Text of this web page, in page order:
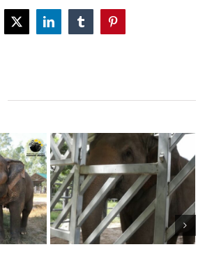
X LinkedInTumblrPinterest